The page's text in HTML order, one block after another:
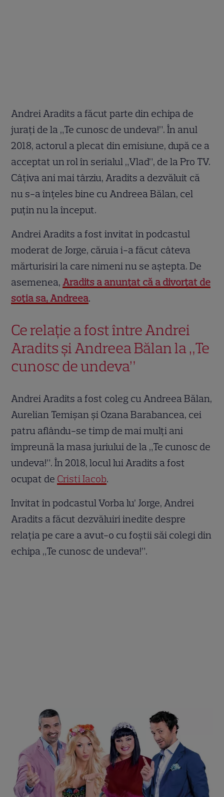
Andrei Aradits a făcut parte din echipa de
jurați de la „Te cunosc de undeva!”. În anul
2018, actorul a plecat din emisiune, după ce a
acceptat un rol în serialul „Vlad”, de la Pro TV.
Câțiva ani mai târziu, Aradits a dezvăluit că
nu s-a înțeles bine cu Andreea Bălan, cel
puțin nu la început.
Andrei Aradits a fost invitat în podcastul
moderat de Jorge, căruia i-a făcut câteva
mărturisiri la care nimeni nu se aștepta. De
asemenea,Aradits a anunțat că a divorțat de
soția sa, Andreea.
Ce relație a fost între Andrei
Aradits și Andreea Bălan la „Te
cunosc de undeva”
Andrei Aradits a fost coleg cu Andreea Bălan,
Aurelian Temișan și Ozana Barabancea, cei
patru aflându-se timp de mai mulți ani
împreună la masa juriului de la „Te cunosc de
undeva!”. În 2018, locul lui Aradits a fost
ocupat de Cristi Iacob.
Invitat în podcastul Vorba lu’ Jorge, Andrei
Aradits a făcut dezvăluiri inedite despre
relația pe care a avut-o cu foștii săi colegi din
echipa „Te cunosc de undeva!”.